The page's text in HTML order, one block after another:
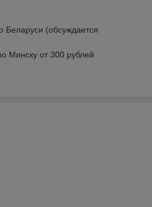
Беларуси (обсуждается
Минску от 300 рублей